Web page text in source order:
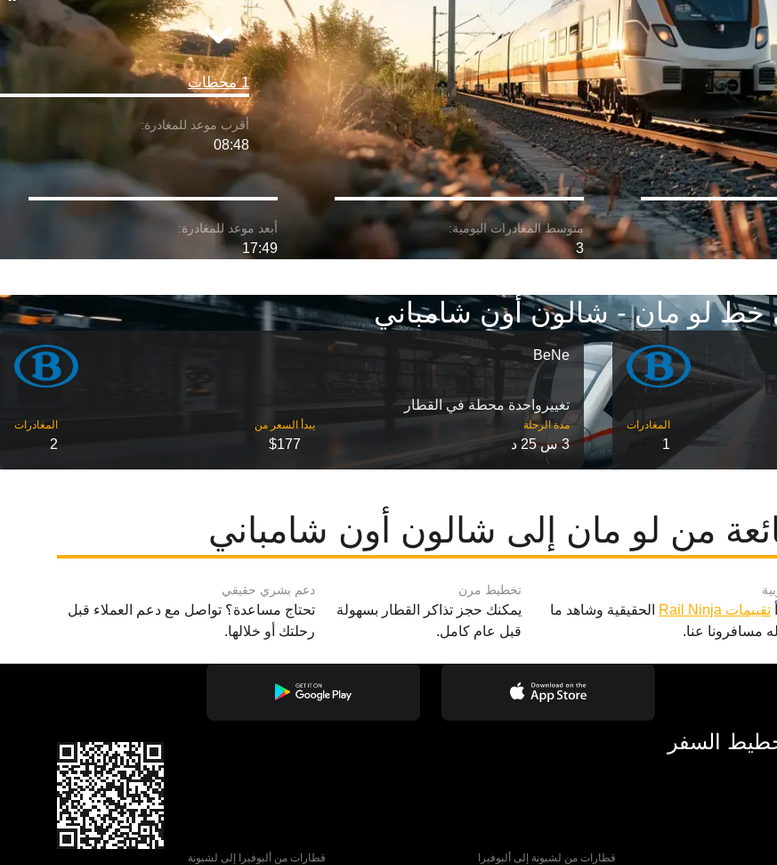
1 محطات
08:48
3
17:49
خط لو مان - شالون أون شامباني
1
BeNe
تغییرواحدة محطة في القطار
مدة الرحلة
3 س 25 د
‎يبدأ السعر من
$177
2
من لو مان إلى شالون أون شامباني
تقييمات Rail Ninja
الحقيقية وشاهد ما
مسافرونا عنا.
تخطيط مرن
يمكنك حجز تذاكر القطار بسهولة
قبل عام كامل.
دعم بشري حقيقي
تحتاج مساعدة؟ تواصل مع دعم العملاء قبل
رحلتك أو خلالها.
السفر
قطارات من لشبونة إلى ألبوفيرا قطارات من ألبوفيرا إلى لشبونة